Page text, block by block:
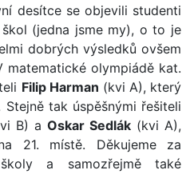
desítce se objevili studenti
(jedna jsme my), o to je
dobrých výsledků ovšem
matematické olympiádě kat.
Filip Harman (kvi A), který
tak úspěšnými řešiteli
B) a Oskar Sedlák (kvi A),
21. místě. Děkujeme za
a samozřejmě také